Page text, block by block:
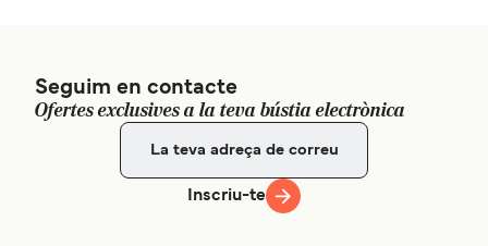
Seguim en contacte
Ofertes exclusives a la teva bústia electrònica
Inscriu-te